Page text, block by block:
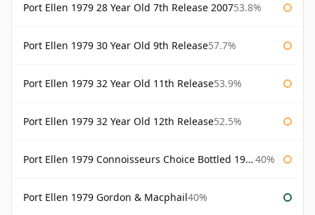
Port Ellen 1979 28 Year Old 7th Release 200753.8%
Port Ellen 1979 30 Year Old 9th Release57.7%
Port Ellen 1979 32 Year Old 11th Release53.9%
Port Ellen 1979 32 Year Old 12th Release52.5%
Port Ellen 1979 Connoisseurs Choice Bottled 1995 Gordon & Macphail 40%
Port Ellen 1979 Gordon & Macphail40%